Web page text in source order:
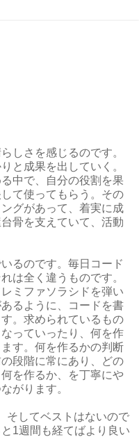
しさを感じるのです。
と成果を出していく。
中で、自分の役割を果
て使ってもらう。その
グがあって、着実に成
骨を支えていて、活動
るのです。毎日コード
は全く違うものです。
ミファソラシドを弾い
るように、コードを書
。求められているもの
っていったり、何を作
す。何を作るかの判断
段階に常にあり、どの
を作るか、を丁寧にや
がります。
そしてベストはないので
1週間も経てばより良い